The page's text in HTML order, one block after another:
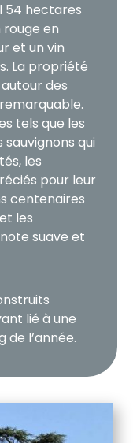
54 hectares
en
et un vin
La propriété
des
tels que les
qui
les
pour leur
centenaires
les
suave et
lié à une
l’année.